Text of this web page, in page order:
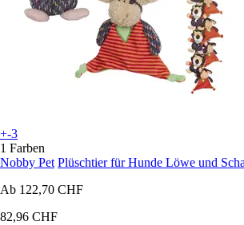
+-3
1 Farben
Nobby Pet Plüschtier für Hunde Löwe und
Ab 122,70 CHF
82,96 CHF